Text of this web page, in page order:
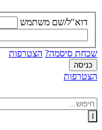
דוא"ל/שם משתמש
שכחת סיסמה? הצטרפות
הצטרפות